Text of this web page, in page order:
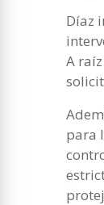
Díaz
A
para